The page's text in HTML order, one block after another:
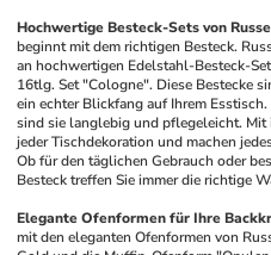
Hochwertige Besteck-Sets von
beginnt mit dem richtigen Besteck.
an hochwertigen Edelstahl-Besteck-
16tlg. Set "Cologne". Diese Bestecke
ein echter Blickfang auf Ihrem
sind sie langlebig und pflegeleicht. Mit
jeder Tischdekoration und machen
Ob für den täglichen Gebrauch oder
Besteck treffen Sie immer die richtige
Elegante Ofenformen für Ihre
mit den eleganten Ofenformen von